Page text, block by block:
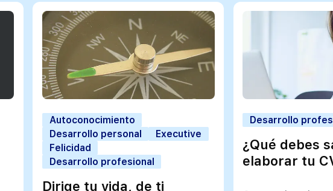
Autoconocimiento
Desarrollo personal
Executive
Felicidad
Desarrollo profesional
Dirige tu vida, de ti
Desarrollo
¿Qué debes
elaborar tu